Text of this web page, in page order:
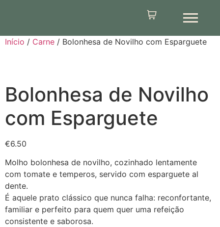
Início / Carne / Bolonhesa de Novilho com Esparguete
Bolonhesa de Novilho
com Esparguete
€6.50
Molho bolonhesa de novilho, cozinhado lentamente
com tomate e temperos, servido com esparguete al
dente.
É aquele prato clássico que nunca falha: reconfortante,
familiar e perfeito para quem quer uma refeição
consistente e saborosa.